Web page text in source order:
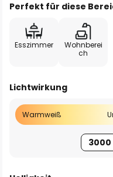
Perfekt für diese
Esszimmer
Wohnberei
ch
Lichtwirkung
Warmweiß
3000